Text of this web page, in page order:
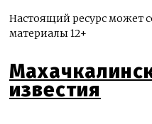
Настоящий ресурс может
материалы 12+
известия